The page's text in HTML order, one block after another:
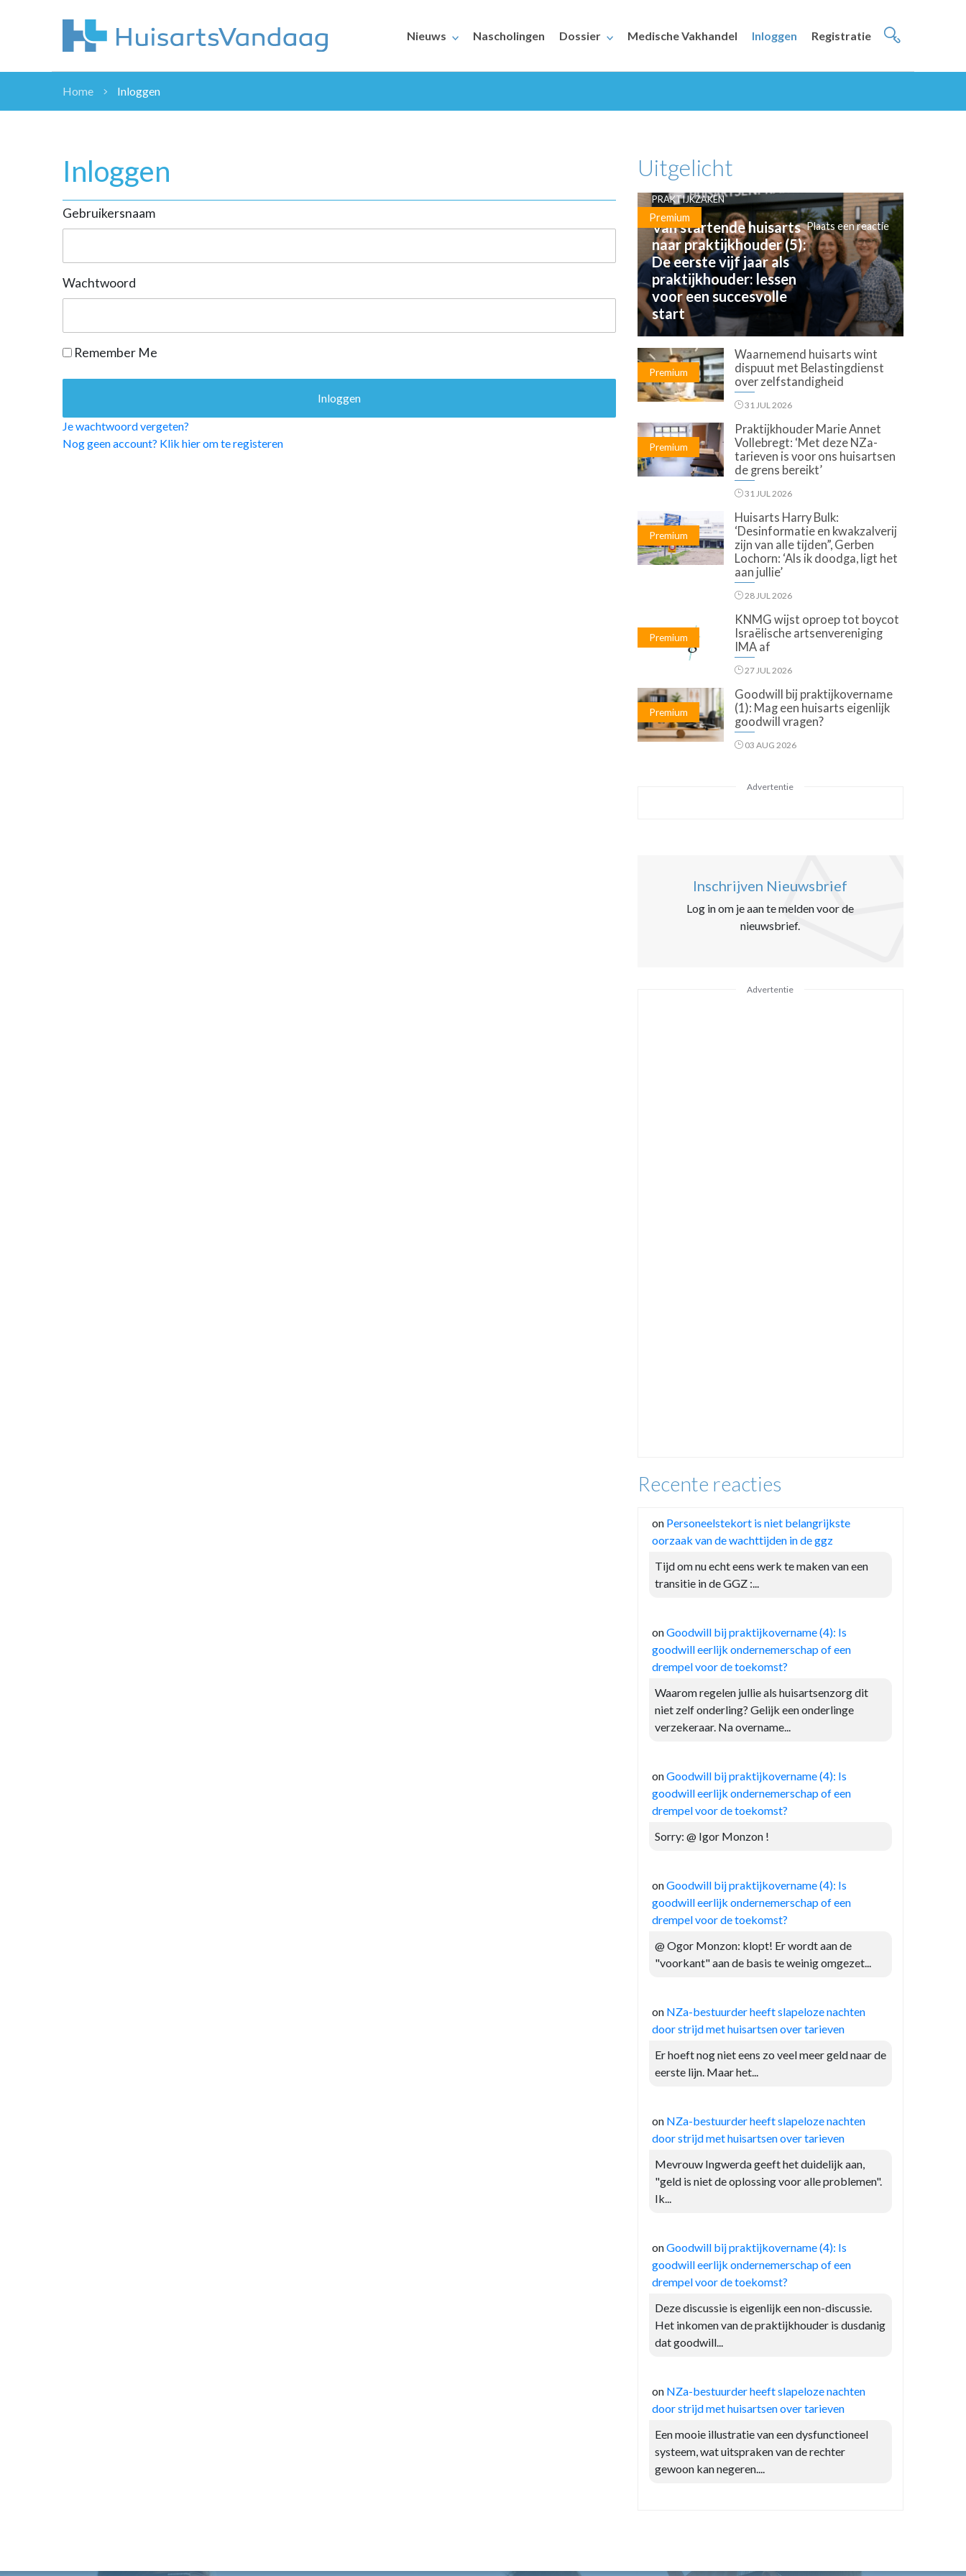
Nieuws Nascholingen Dossier Medische Vakhandel Inloggen Registratie
ZORGVERZEKERAARS
DOSSIER
NHG
PRAKTIJKZAKEN
VPHUISARTSEN
MEDISCHE VAKHANDEL
Home Inloggen
Inloggen
Gebruikersnaam
Wachtwoord
Remember Me
Je wachtwoord vergeten?
Nog geen account? Klik hier om te registeren
Uitgelicht
Premium
PRAKTIJKZAKEN
Van startende huisarts
naar praktijkhouder (5):
De eerste vijf jaar als
praktijkhouder: lessen
voor een succesvolle
start
Plaats een reactie
Premium
Waarnemend huisarts wint
dispuut met Belastingdienst
over zelfstandigheid
31 JUL 2026
Premium
Praktijkhouder Marie Annet
Vollebregt: ‘Met deze NZa-
tarieven is voor ons huisartsen
de grens bereikt’
31 JUL 2026
Premium
Huisarts Harry Bulk:
‘Desinformatie en kwakzalverij
zijn van alle tijden”, Gerben
Lochorn: ‘Als ik doodga, ligt het
aan jullie’
28 JUL 2026
Premium
KNMG wijst oproep tot boycot
Israëlische artsenvereniging
IMA af
27 JUL 2026
Premium
Goodwill bij praktijkovername
(1): Mag een huisarts eigenlijk
goodwill vragen?
03 AUG 2026
Advertentie
Inschrijven Nieuwsbrief
Log in om je aan te melden voor de
nieuwsbrief.
Advertentie
Recente reacties
on Personeelstekort is niet belangrijkste
oorzaak van de wachttijden in de ggz
Tijd om nu echt eens werk te maken van een
transitie in de GGZ :...
onGoodwill bij praktijkovername (4): Is
goodwill eerlijk ondernemerschap of een
drempel voor de toekomst?
Waarom regelen jullie als huisartsenzorg dit
niet zelf onderling? Gelijk een onderlinge
verzekeraar. Na overname...
onGoodwill bij praktijkovername (4): Is
goodwill eerlijk ondernemerschap of een
drempel voor de toekomst?
Sorry: @ Igor Monzon !
onGoodwill bij praktijkovername (4): Is
goodwill eerlijk ondernemerschap of een
drempel voor de toekomst?
@ Ogor Monzon: klopt! Er wordt aan de
"voorkant" aan de basis te weinig omgezet...
on NZa-bestuurder heeft slapeloze nachten
door strijd met huisartsen over tarieven
Er hoeft nog niet eens zo veel meer geld naar de
eerste lijn. Maar het...
on NZa-bestuurder heeft slapeloze nachten
door strijd met huisartsen over tarieven
Mevrouw Ingwerda geeft het duidelijk aan,
"geld is niet de oplossing voor alle problemen".
Ik...
onGoodwill bij praktijkovername (4): Is
goodwill eerlijk ondernemerschap of een
drempel voor de toekomst?
Deze discussie is eigenlijk een non-discussie.
Het inkomen van de praktijkhouder is dusdanig
dat goodwill...
on NZa-bestuurder heeft slapeloze nachten
door strijd met huisartsen over tarieven
Een mooie illustratie van een dysfunctioneel
systeem, wat uitspraken van de rechter
gewoon kan negeren....